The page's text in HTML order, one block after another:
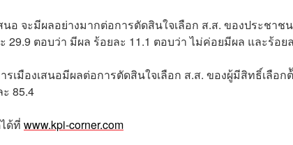
อ จะมีผลอย่างมากต่อการตัดสินใจเลือก ส.ส. ของประชาช
29.9 ตอบว่า มีผล ร้อยละ 11.1 ตอบว่า ไม่ค่อยมีผล และร้อย
มืองเสนอมีผลต่อการตัดสินใจเลือก ส.ส. ของผู้มีสิทธิ์เลือก
85.4
ด้ที่ www.kpi-corner.com